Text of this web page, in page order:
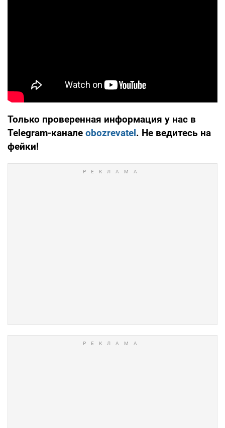
Только проверенная информация у нас в
Telegram-канале obozrevatel. Не ведитесь на
фейки!